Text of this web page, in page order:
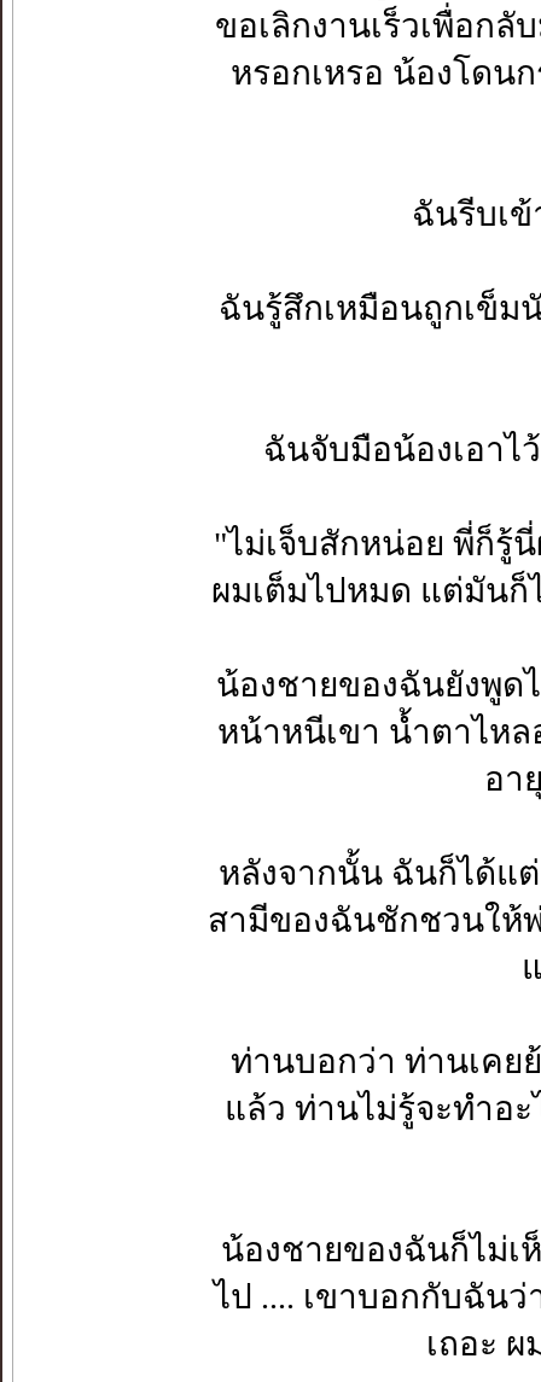
ขอเลิกงานเร็วเพื่อก
หรอกเหรอ น้องโดน
ฉันรีบเ
ฉันรู้สึกเหมือนถูกเข็ม
ฉันจับมือน้องเอาไ
"ไม่เจ็บสักหน่อย พี่ก็รู้
ผมเต็มไปหมด แต่มันก็
น้องชายของฉันยังพูด
หน้าหนีเขา น้ำตาไห
อา
หลังจากนั้น ฉันก็ได้แต่
สามีของฉันชักชวนให้
ท่านบอกว่า ท่านเคย
แล้ว ท่านไม่รู้จะทำอ
น้องชายของฉันก็ไม่เ
ไป .... เขาบอกกับฉัน
เถอะ